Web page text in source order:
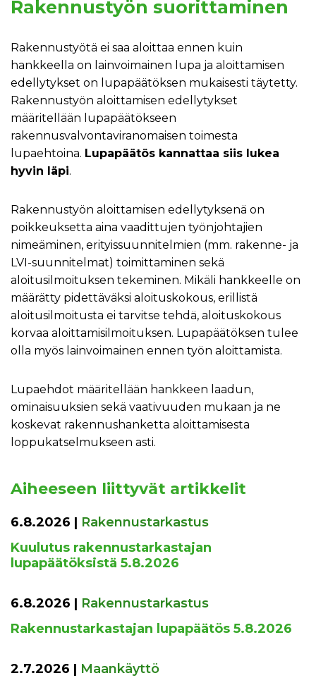
Rakennustyön suorittaminen
Rakennustyötä ei saa aloittaa ennen kuin
hankkeella on lainvoimainen lupa ja aloittamisen
edellytykset on lupapäätöksen mukaisesti täytetty.
Rakennustyön aloittamisen edellytykset
määritellään lupapäätökseen
rakennusvalvontaviranomaisen toimesta
lupaehtoina. Lupapäätös kannattaa siis lukea
hyvin läpi.
Rakennustyön aloittamisen edellytyksenä on
poikkeuksetta aina vaadittujen työnjohtajien
nimeäminen, erityissuunnitelmien (mm. rakenne- ja
LVI-suunnitelmat) toimittaminen sekä
aloitusilmoituksen tekeminen. Mikäli hankkeelle on
määrätty pidettäväksi aloituskokous, erillistä
aloitusilmoitusta ei tarvitse tehdä, aloituskokous
korvaa aloittamisilmoituksen. Lupapäätöksen tulee
olla myös lainvoimainen ennen työn aloittamista.
Lupaehdot määritellään hankkeen laadun,
ominaisuuksien sekä vaativuuden mukaan ja ne
koskevat rakennushanketta aloittamisesta
loppukatselmukseen asti.
Aiheeseen liittyvät artikkelit
6.8.2026 | Rakennustarkastus
Kuulutus rakennustarkastajan
lupapäätöksistä 5.8.2026
6.8.2026 | Rakennustarkastus
Rakennustarkastajan lupapäätös 5.8.2026
2.7.2026 | Maankäyttö